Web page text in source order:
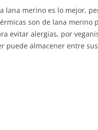
lana merino es lo mejor,
son de lana
evitar alergias, por
puede almacener entre